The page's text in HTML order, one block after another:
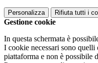
Personalizza Rifiuta tutti i
Gestione cookie
In questa schermata è
I cookie necessari sono
piattaforma e non è possibile